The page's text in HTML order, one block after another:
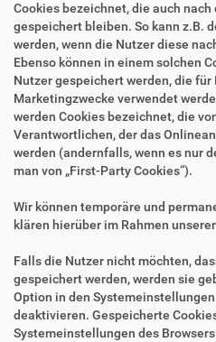
Cookies bezeichnet, die auch
gespeichert bleiben. So kann z.B.
werden, wenn die Nutzer diese
Ebenso können in einem solchen
Nutzer gespeichert werden, die
Marketingzwecke verwendet
werden Cookies bezeichnet, die
Verantwortlichen, der das
werden (andernfalls, wenn es nur
man von „First-Party Cookies“).
Wir können temporäre und
klären hierüber im Rahmen
Falls die Nutzer nicht möchten,
gespeichert werden, werden sie
Option in den
deaktivieren. Gespeicherte
Systemeinstellungen des